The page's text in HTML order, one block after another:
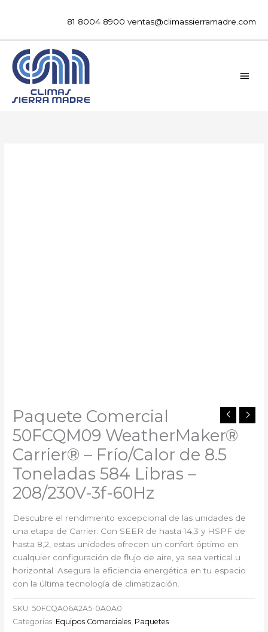
81 8004 8900 ventas@climassierramadre.com
Paquete Comercial
50FCQM09 WeatherMaker®
Carrier®️ – Frío/Calor de 8.5
Toneladas 584 Libras –
208/230V-3f-60Hz
Descubre el rendimiento excepcional de las unidades de
una etapa de Carrier. Con SEER de hasta 14,3 y HSPF de
hasta 8,2, estas unidades ofrecen un confort óptimo en
cualquier configuración de flujo de aire, ya sea vertical u
horizontal. Asegura la eficiencia energética en tu espacio
con la última tecnología de climatización.
SKU: 50FCQA06A2A5-0A0A0
Categorías: Equipos Comerciales, Paquetes